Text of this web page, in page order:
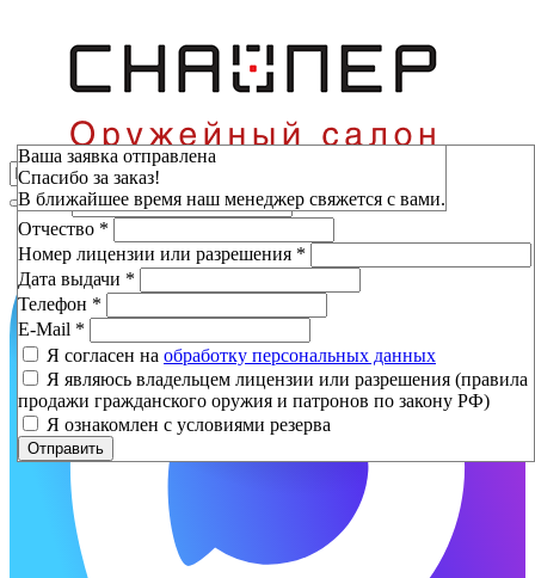
Зарезервировать
Фамилия*
Имя*
Отчество *
Номер лицензии или разрешения *
Дата выдачи *
Телефон *
E-Mail *
Я согласен на обработку персональных данных
Я являюсь владельцем лицензии или разрешения (правила
продажи гражданского оружия и патронов по закону РФ)
Я ознакомлен с условиями резерва
Отправить
Ваша заявка отправлена
Спасибо за заказ!
В ближайшее время наш менеджер свяжется с вами.